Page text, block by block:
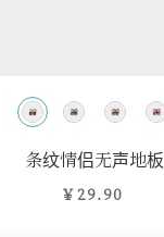
条纹情侣无声地板
￥29.90